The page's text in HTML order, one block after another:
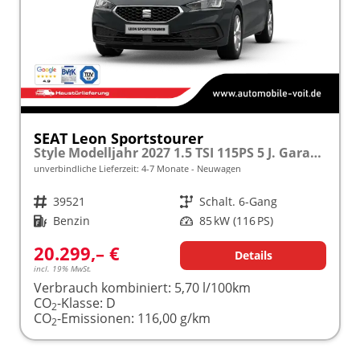
SEAT Leon Sportstourer
Style Modelljahr 2027 1.5 TSI 115PS 5 J. Garantie, 16" Alu, Climatronic, Parksensoren, Media System PLUS 10,4"/Bluetooth, Tempomat, Full Digital Cockpit, LED-Scheinwerfer, Reserverad, Verkehrszeichenerkennung
unverbindliche Lieferzeit: 4-7 Monate Neuwagen
Fahrzeugnr. 39521 Getriebe Schalt. 6-Gang
Kraftstoff Benzin Leistung 85 kW (116 PS)
20.299,– €
incl. 19% MwSt.
Details
Verbrauch kombiniert: 5,70 l/100km
CO2-Klasse: D
CO2-Emissionen: 116,00 g/km